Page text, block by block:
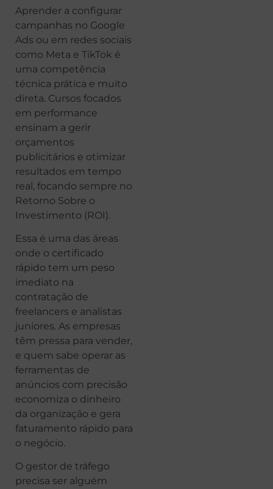
Aprender a configurar
campanhas no Google
Ads ou em redes sociais
como Meta e TikTok é
uma competência
técnica prática e muito
direta. Cursos focados
em performance
ensinam a gerir
orçamentos
publicitários e otimizar
resultados em tempo
real, focando sempre no
Retorno Sobre o
Investimento (ROI).
Essa é uma das áreas
onde o certificado
rápido tem um peso
imediato na
contratação de
freelancers e analistas
juniores. As empresas
têm pressa para vender,
e quem sabe operar as
ferramentas de
anúncios com precisão
economiza o dinheiro
da organização e gera
faturamento rápido para
o negócio.
O gestor de tráfego
precisa ser alguém